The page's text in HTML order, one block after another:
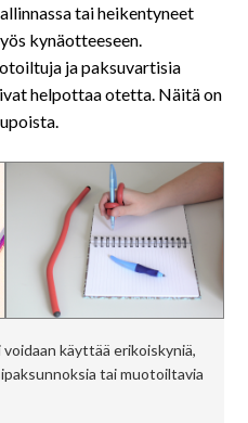
tai heikentyneet
kynäotteeseen.
ja paksuvartisia
helpottaa otetta. Näitä on
käyttää erikoiskyniä,
tai muotoiltavia